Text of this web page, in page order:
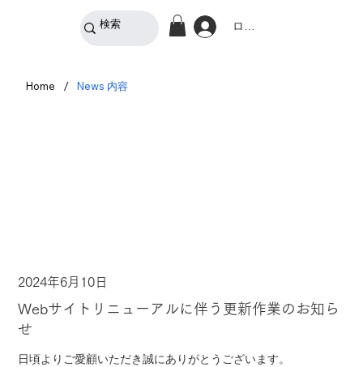
ログイン
Home / News 内容
2024年6月10日
Webサイトリニューアルに伴う更新作業のお知ら
せ
日頃よりご愛顧いただき誠にありがとうございます。